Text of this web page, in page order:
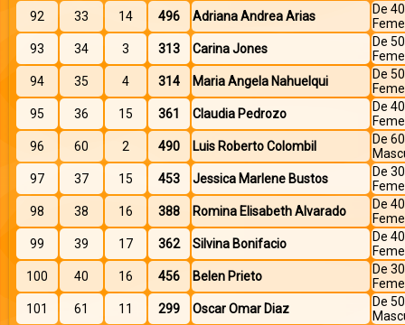
92
33 14 496 Adriana Andrea Arias
De
93
34 3 313 Carina Jones
De
94
35 4 314 Maria Angela Nahuelqui
De
95
36 15 361 Claudia Pedrozo
De
96
60 2 490 Luis Roberto Colombil
De
97
37 15 453 Jessica Marlene Bustos
De
98
38 16 388 Romina Elisabeth Alvarado
De
99
39 17 362 Silvina Bonifacio
De
100
40 16 456 Belen Prieto
De
101
61 11 299 Oscar Omar Diaz
De